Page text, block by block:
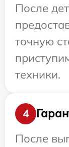
После
точную
техники.
4
После